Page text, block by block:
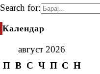
Search for:
Календар
август 2026
П В С Ч П С Н